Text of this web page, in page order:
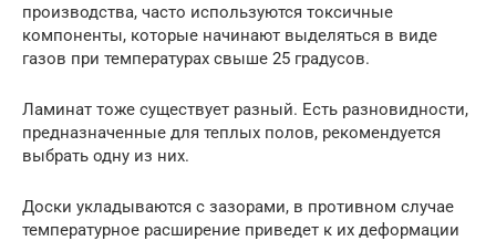
производства, часто используются токсичные
компоненты, которые начинают выделяться в виде
газов при температурах свыше 25 градусов.
Ламинат тоже существует разный. Есть разновидности,
предназначенные для теплых полов, рекомендуется
выбрать одну из них.
Доски укладываются с зазорами, в противном случае
температурное расширение приведет к их деформации